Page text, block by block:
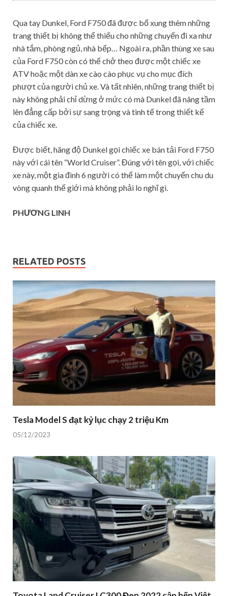
Qua tay Dunkel, Ford F750 đã được bổ xung thêm những
trang thiết bị không thể thiếu cho những chuyến đi xa như
nhà tắm, phòng ngủ, nhà bếp… Ngoài ra, phần thùng xe sau
của Ford F750 còn có thể chở theo được một chiếc xe
ATV hoặc một dàn xe cào cào phục vụ cho mục đích
phượt của người chủ xe. Và tất nhiên, những trang thiết bị
này không phải chỉ dừng ở mức có mà Dunkel đã nâng tầm
lên đẳng cấp bởi sự sang trọng và tinh tế trong thiết kế
của chiếc xe.
Được biết, hãng độ Dunkel gọi chiếc xe bán tải Ford F750
này với cái tên “World Cruiser”. Đúng với tên gọi, với chiếc
xe này, một gia đình 6 người có thể làm một chuyến chu du
vòng quanh thế giới mà không phải lo nghĩ gì.
PHƯƠNG LINH
RELATED POSTS
Tesla Model S đạt kỷ lục chạy 2 triệu Km
05/12/2023